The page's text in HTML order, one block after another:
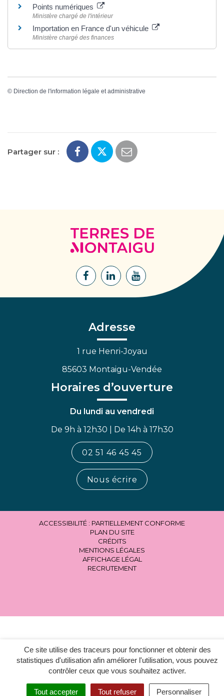
Ce site utilise des traceurs pour fonctionner et obtenir des
statistiques d'utilisation afin améliorer l'utilisation, vous pouvez
contrôler ceux que vous souhaitez activer.
Tout accepter Tout refuser Personnaliser
Points numériques
Ministère chargé de l'intérieur
Importation en France d'un véhicule
Ministère chargé des finances
© Direction de l'information légale et administrative
Partager sur :
Terres
de
Montaigu
Lien
Facebook
Lien
Lien
Adresse
1 rue Henri-Joyau
85603 Montaigu-Vendée
Horaires d’ouverture
Du lundi au vendredi
De 9h à 12h30 | De 14h à 17h30
02 51 46 45 45
Nous écrire
ACCESSIBILITÉ : PARTIELLEMENT CONFORME
PLAN DU SITE
CRÉDITS
MENTIONS LÉGALES
AFFICHAGE LÉGAL
RECRUTEMENT